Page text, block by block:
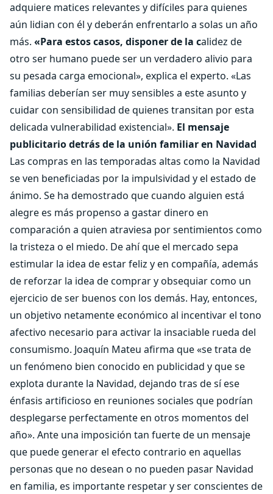
adquiere matices relevantes y difíciles para quienes
aún lidian con él y deberán enfrentarlo a solas un año
más. «Para estos casos, disponer de la calidez de
otro ser humano puede ser un verdadero alivio para
su pesada carga emocional», explica el experto. «Las
familias deberían ser muy sensibles a este asunto y
cuidar con sensibilidad de quienes transitan por esta
delicada vulnerabilidad existencial». El mensaje
publicitario detrás de la unión familiar en Navidad
Las compras en las temporadas altas como la Navidad
se ven beneficiadas por la impulsividad y el estado de
ánimo. Se ha demostrado que cuando alguien está
alegre es más propenso a gastar dinero en
comparación a quien atraviesa por sentimientos como
la tristeza o el miedo. De ahí que el mercado sepa
estimular la idea de estar feliz y en compañía, además
de reforzar la idea de comprar y obsequiar como un
ejercicio de ser buenos con los demás. Hay, entonces,
un objetivo netamente económico al incentivar el tono
afectivo necesario para activar la insaciable rueda del
consumismo. Joaquín Mateu afirma que «se trata de
un fenómeno bien conocido en publicidad y que se
explota durante la Navidad, dejando tras de sí ese
énfasis artificioso en reuniones sociales que podrían
desplegarse perfectamente en otros momentos del
año». Ante una imposición tan fuerte de un mensaje
que puede generar el efecto contrario en aquellas
personas que no desean o no pueden pasar Navidad
en familia, es importante respetar y ser conscientes de